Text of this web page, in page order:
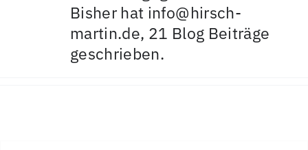
Bisher hat info@hirsch-
martin.de, 21 Blog Beiträge
geschrieben.